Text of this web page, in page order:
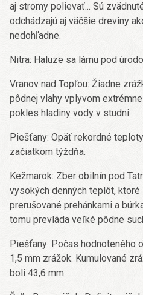
aj stromy polievať... Sú
odchádzajú aj väčšie dreviny
nedohľadne.
Nitra: Haluze sa lámu pod
Vranov nad Topľou: Žiadne
pôdnej vlahy vplyvom
pokles hladiny vody v studni.
Piešťany: Opäť rekordné
začiatkom týždňa.
Kežmarok: Zber obilnín pod
vysokých denných teplôt,
prerušované prehánkami a
tomu prevláda veľké pôdne
Piešťany: Počas hodnoteného
1,5 mm zrážok. Kumulované
boli 43,6 mm.